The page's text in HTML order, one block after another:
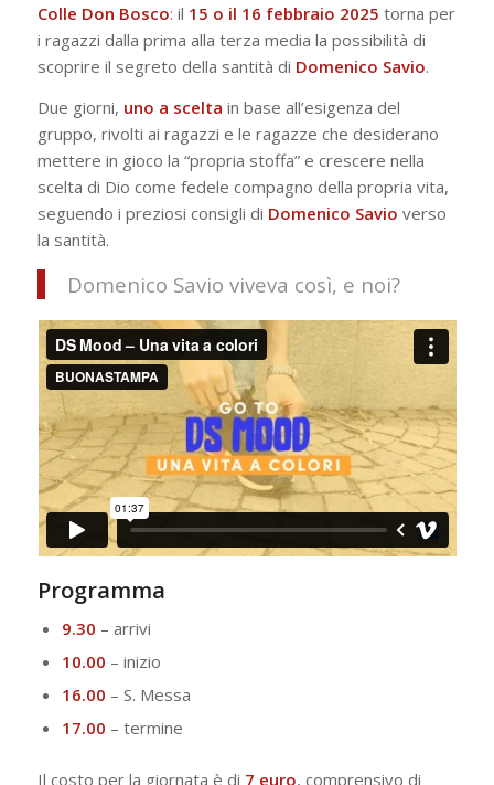
Colle Don Bosco: il 15 o il 16 febbraio 2025 torna per
i ragazzi dalla prima alla terza media la possibilità di
scoprire il segreto della santità di Domenico Savio.
Due giorni, uno a scelta in base all’esigenza del
gruppo, rivolti ai ragazzi e le ragazze che desiderano
mettere in gioco la “propria stoffa” e crescere nella
scelta di Dio come fedele compagno della propria vita,
seguendo i preziosi consigli di Domenico Savio verso
la santità.
Domenico Savio viveva così, e noi?
Programma
9.30 – arrivi
10.00 – inizio
16.00 – S. Messa
17.00 – termine
Il costo per la giornata è di 7 euro, comprensivo di